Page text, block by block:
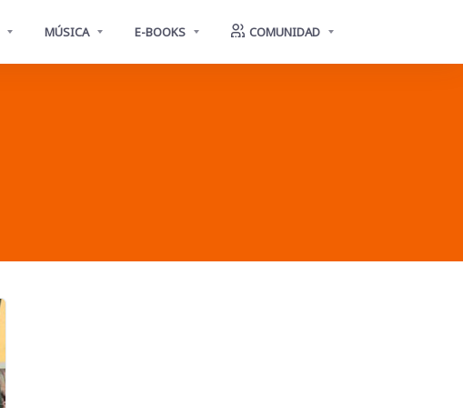
MÚSICA E-BOOKS COMUNIDAD